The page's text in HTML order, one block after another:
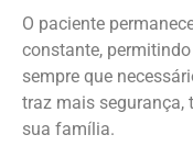
O paciente
constante,
sempre que
traz mais segurança,
sua família.